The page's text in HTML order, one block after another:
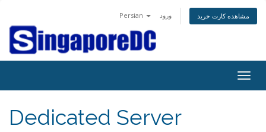
Persian ورود مشاهده کارت خرید
تغییر
Dedicated Server